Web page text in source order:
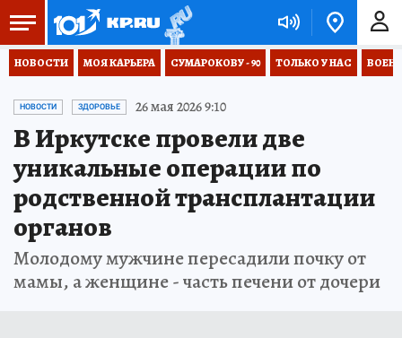
НОВОСТИ МОЯ КАРЬЕРА СУМАРОКОВУ - 90 ТОЛЬКО У НАС
НОВОСТИ ЗДОРОВЬЕ 26 мая 2026 9:10
В Иркутске провели две
уникальные операции по
родственной трансплантации
органов
Молодому мужчине пересадили почку от
мамы, а женщине - часть печени от дочери